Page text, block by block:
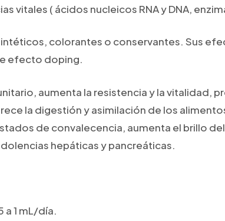
vitales ( ácidos nucleicos RNA y DNA,
colorantes o conservantes. Sus
efecto doping.
aumenta la resistencia y la vitalidad,
la digestión y asimilación de los
de convalecencia, aumenta el brillo
hepáticas y pancreáticas.
1 mL/día.